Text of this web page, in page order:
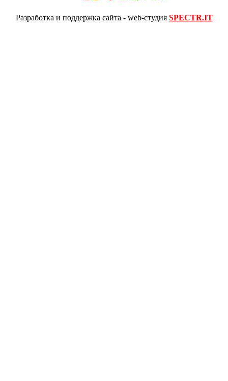
Разработка и поддержка сайта - web-студия SPECTR.IT